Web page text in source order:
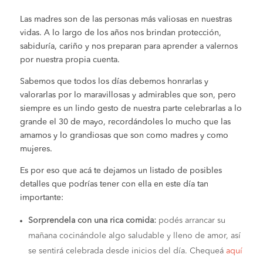
c
e
b
o
o
k
tt
er
er
es
t
e
gr
a
m
at
s
p
p
ai
l
Las madres son de las personas más valiosas en nuestras
vidas. A lo largo de los años nos brindan protección,
sabiduría, cariño y nos preparan para aprender a valernos
por nuestra propia cuenta.
Sabemos que todos los días debemos honrarlas y
valorarlas por lo maravillosas y admirables que son, pero
siempre es un lindo gesto de nuestra parte celebrarlas a lo
grande el 30 de mayo, recordándoles lo mucho que las
amamos y lo grandiosas que son como madres y como
mujeres.
Es por eso que acá te dejamos un listado de posibles
detalles que podrías tener con ella en este día tan
importante:
Sorprendela con una rica comida:podés arrancar su
mañana cocinándole algo saludable y lleno de amor, así
se sentirá celebrada desde inicios del día. Chequeá aquí